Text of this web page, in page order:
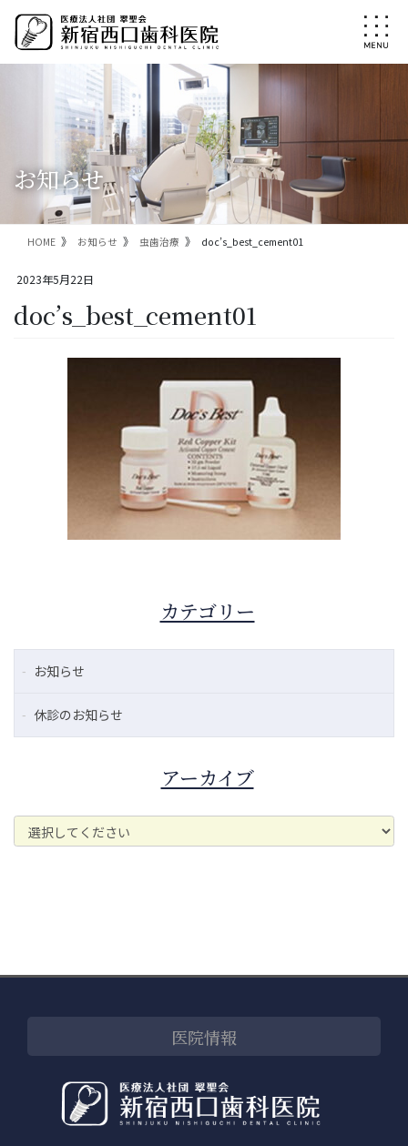
ン
ー
お知らせ
HOME お知らせ 虫歯治療 doc’s_best_cement01
2023年5月22日
doc’s_best_cement01
カテゴリー
お知らせ
休診のお知らせ
アーカイブ
医院情報